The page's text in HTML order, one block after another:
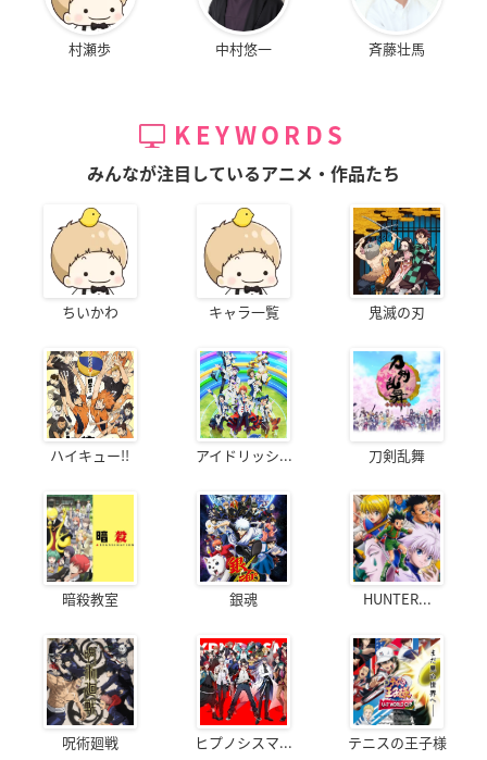
村瀬歩 中村悠一 斉藤壮馬
KEYWORDS
みんなが注目しているアニメ・作品たち
ちいかわ キャラ一覧 鬼滅の刃
ハイキュー!! アイドリッシ... 刀剣乱舞
暗殺教室 銀魂 HUNTER...
呪術廻戦 ヒプノシスマ... テニスの王子様